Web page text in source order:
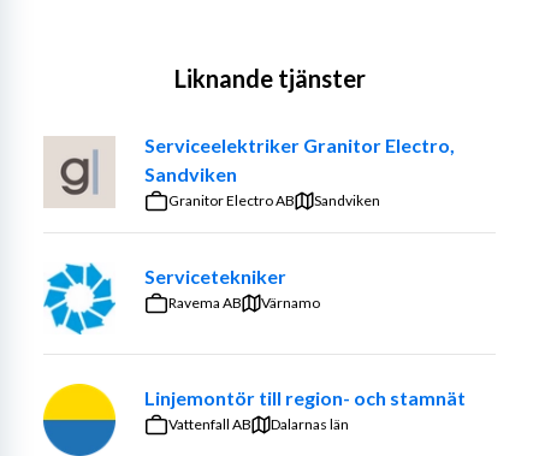
Liknande tjänster
Serviceelektriker Granitor Electro,
Sandviken
Granitor Electro AB Sandviken
Servicetekniker
Ravema AB Värnamo
Linjemontör till region- och stamnät
Vattenfall AB Dalarnas län